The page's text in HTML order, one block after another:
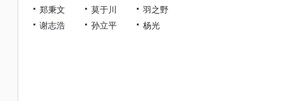
郑秉文
莫于川
羽之野
谢志浩
孙立平 杨光